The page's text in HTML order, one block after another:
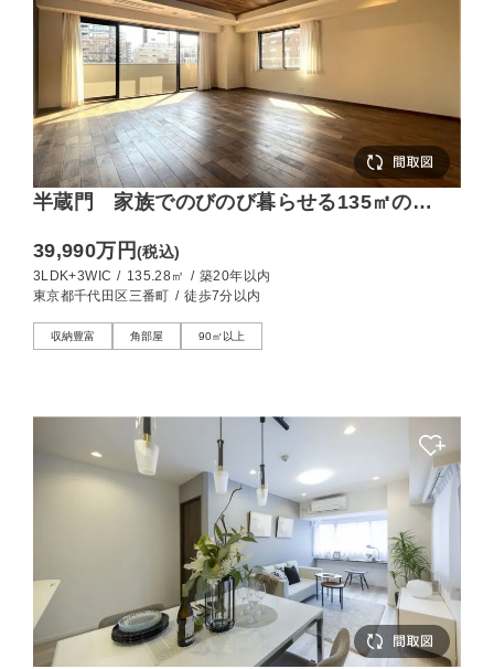
半蔵門 家族でのびのび暮らせる135㎡の
39,990万円(税込)
3LDK+3WIC / 135.28㎡ / 築20年以内
東京都千代田区三番町 / 徒歩7分以内
収納豊富 角部屋 90㎡以上